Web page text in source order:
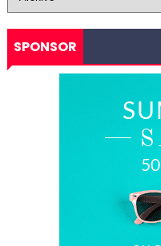
SPONSOR